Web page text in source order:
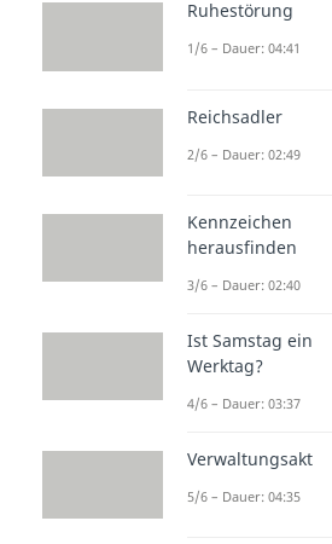
Wichtige
Ab wanndarf ich
lassen? Das
Hier und imVideo
du achten musst
dir bei der
Ruhestörung
1/6 – Dauer: 04:41
Reichsadler
2/6 – Dauer: 02:49
Kennzeichen
herausfinden
3/6 – Dauer: 02:40
Ist Samstag ein
Werktag?
4/6 – Dauer: 03:37
Verwaltungsakt
5/6 – Dauer: 04:35